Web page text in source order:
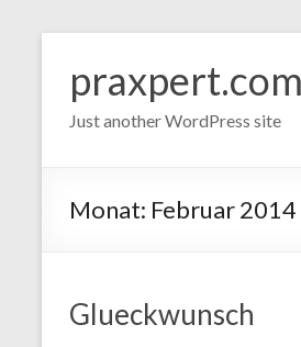
springen
praxpert.com
Just another WordPress site
Monat: Februar 2014
Glueckwunsch